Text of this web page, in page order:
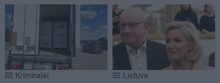
Kriminalai Lietuva